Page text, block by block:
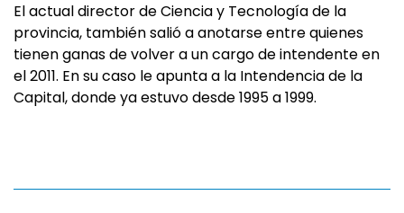
El actual director de Ciencia y Tecnología de la
provincia, también salió a anotarse entre quienes
tienen ganas de volver a un cargo de intendente en
el 2011. En su caso le apunta a la Intendencia de la
Capital, donde ya estuvo desde 1995 a 1999.